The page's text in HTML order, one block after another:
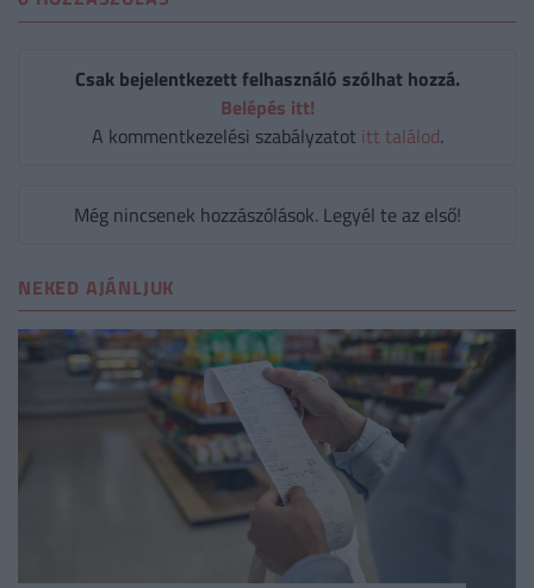
Csak bejelentkezett felhasználó szólhat hozzá.
Belépés itt!
A kommentkezelési szabályzatot itt találod.
Még nincsenek hozzászólások. Legyél te az első!
NEKED AJÁNLJUK